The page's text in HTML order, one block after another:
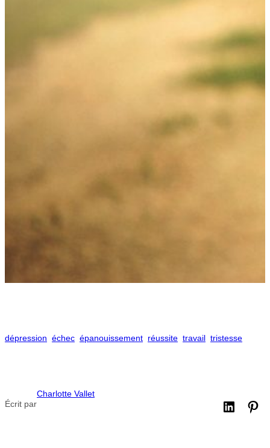
dépression échec épanouissement réussite travail tristesse
Écrit par
Charlotte Vallet